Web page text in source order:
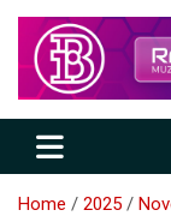
Centar
Banovići
Home 2025